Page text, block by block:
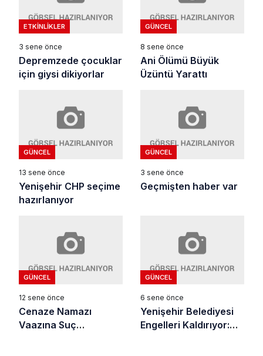
ETKINLIKLER
3 sene önce
Depremzede çocuklar
için giysi dikiyorlar
GÜNCEL
8 sene önce
Ani Ölümü Büyük
Üzüntü Yarattı
GÜNCEL
13 sene önce
Yenişehir CHP seçime
hazırlanıyor
GÜNCEL
3 sene önce
Geçmişten haber var
GÜNCEL
12 sene önce
Cenaze Namazı
Vaazına Suç
GÜNCEL
6 sene önce
Yenişehir Belediyesi
Engelleri Kaldırıyor: